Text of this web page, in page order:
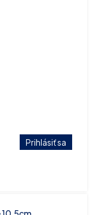
Prihlásiť sa